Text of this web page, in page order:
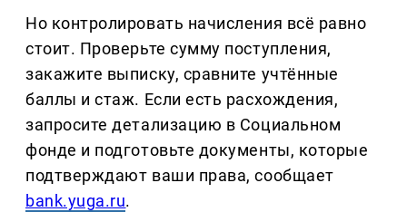
Но контролировать начисления всё равно
стоит. Проверьте сумму поступления,
закажите выписку, сравните учтённые
баллы и стаж. Если есть расхождения,
запросите детализацию в Социальном
фонде и подготовьте документы, которые
подтверждают ваши права, сообщает
bank.yuga.ru.